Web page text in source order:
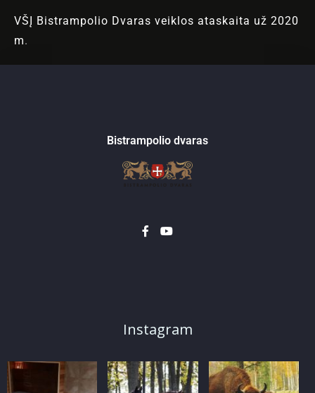
VŠĮ Bistrampolio Dvaras veiklos ataskaita už 2020
m.
Bistrampolio dvaras
Instagram